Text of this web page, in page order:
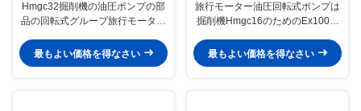
Hmgc32掘削機の油圧ポンプの部
品の回転式グループ旅行モーター
最もよい価格を得なさい
旅行モーター油圧回転式ポンプは
掘削機Hmgc16のためのEx100-1
最もよい価格を得なさい